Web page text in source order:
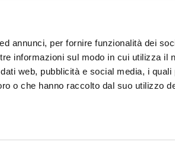
annunci, per fornire funzionalità dei
informazioni sul modo in cui utilizza il
web, pubblicità e social media, i quali
o che hanno raccolto dal suo utilizzo
Servizi
Laboratori
Settoritecnologici